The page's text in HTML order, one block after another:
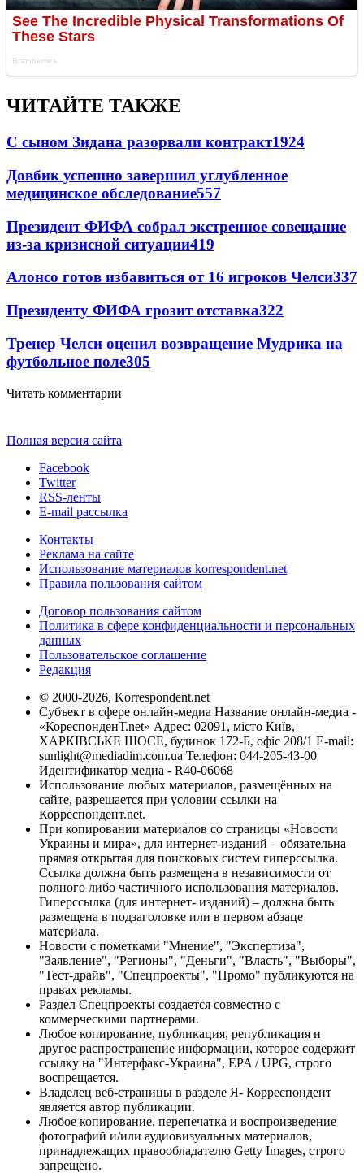
ЧИТАЙТЕ ТАКЖЕ
С сыном Зидана разорвали контракт1924
Довбик успешно завершил углубленное
медицинское обследование557
Президент ФИФА собрал экстренное совещание
из-за кризисной ситуации419
Алонсо готов избавиться от 16 игроков Челси337
Президенту ФИФА грозит отставка322
Тренер Челси оценил возвращение Мудрика на
футбольное поле305
Читать комментарии
Полная версия сайта
Facebook
Twitter
RSS-ленты
E-mail рассылка
Контакты
Реклама на сайте
Использование материалов korrespondent.net
Правила пользования сайтом
Договор пользования сайтом
Политика в сфере конфиденциальности и персональных
данных
Пользовательское соглашение
Редакция
© 2000-2026, Korrespondent.net
Субъект в сфере онлайн-медиа Название онлайн-медиа -
«КореспонденТ.net» Адрес: 02091, місто Київ,
ХАРКІВСЬКЕ ШОСЕ, будинок 172-Б, офіс 208/1 E-mail:
sunlight@mediadim.com.ua Телефон: 044-205-43-00
Идентификатор медиа - R40-06068
Использование любых материалов, размещённых на
сайте, разрешается при условии ссылки на
Корреспондент.net.
При копировании материалов со страницы «Новости
Украины и мира», для интернет-изданий – обязательна
прямая открытая для поисковых систем гиперссылка.
Ссылка должна быть размещена в независимости от
полного либо частичного использования материалов.
Гиперссылка (для интернет- изданий) – должна быть
размещена в подзаголовке или в первом абзаце
материала.
Новости с пометками "Мнение", "Экспертиза",
"Заявление", "Регионы", "Деньги", "Власть", "Выборы",
"Тест-драйв", "Спецпроекты", "Промо" публикуются на
правах рекламы.
Раздел Спецпроекты создается совместно с
коммерческими партнерами.
Любое копирование, публикация, републикация и
другое распространение информации, которое содержит
ссылку на "Интерфакс-Украина", EPA / UPG, строго
воспрещается.
Владелец веб-страницы в разделе Я- Корреспондент
является автор публикации.
Любое копирование, перепечатка и воспроизведение
фотографий и/или аудиовизуальных материалов,
принадлежащих правообладателю Getty Images, строго
запрещено.